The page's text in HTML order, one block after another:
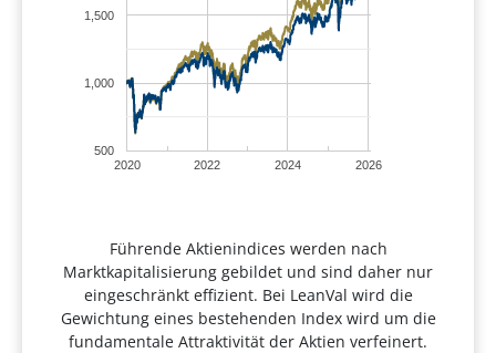
2020 2022 2024 2026
500
1,000
1,500
Führende Aktienindices werden nach
Marktkapitalisierung gebildet und sind daher nur
eingeschränkt effizient. Bei LeanVal wird die
Gewichtung eines bestehenden Index wird um die
fundamentale Attraktivität der Aktien verfeinert.